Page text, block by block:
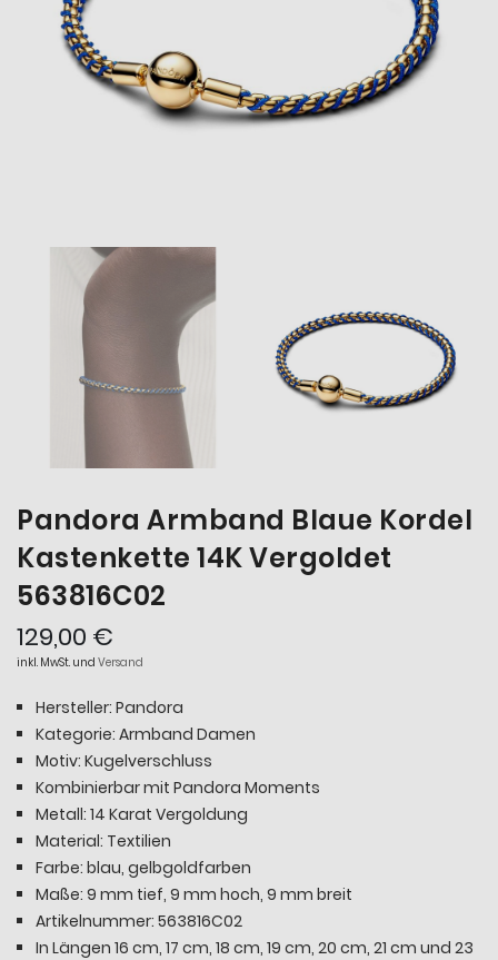
Pandora Armband Blaue Kordel
Kastenkette 14K Vergoldet
563816C02
129,00 €
inkl. MwSt. und Versand
Hersteller: Pandora
Kategorie: Armband Damen
Motiv: Kugelverschluss
Kombinierbar mit Pandora Moments
Metall: 14 Karat Vergoldung
Material: Textilien
Farbe: blau, gelbgoldfarben
Maße: 9 mm tief, 9 mm hoch, 9 mm breit
Artikelnummer: 563816C02
In Längen 16 cm, 17 cm, 18 cm, 19 cm, 20 cm, 21 cm und 23